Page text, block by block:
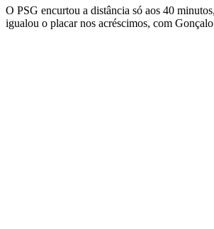
O PSG encurtou a distância só aos 40
igualou o placar nos acréscimos, com